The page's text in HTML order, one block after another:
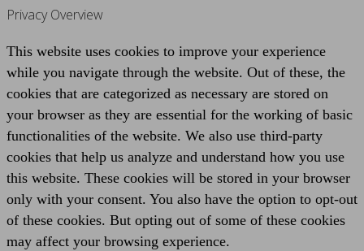
Privacy Overview
This website uses cookies to improve your experience
while you navigate through the website. Out of these, the
cookies that are categorized as necessary are stored on
your browser as they are essential for the working of basic
functionalities of the website. We also use third-party
cookies that help us analyze and understand how you use
this website. These cookies will be stored in your browser
only with your consent. You also have the option to opt-out
of these cookies. But opting out of some of these cookies
may affect your browsing experience.